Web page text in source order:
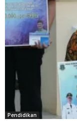
Pendidikan